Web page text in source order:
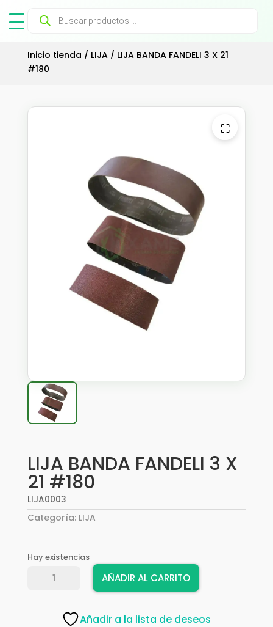
Búsqueda
productos
Inicio tienda / LIJA/ LIJA BANDA FANDELI 3 X 21
#180
⛶
LIJA BANDA FANDELI 3 X
21 #180
LIJA0003
Categoría: LIJA
Hay existencias
AÑADIR AL CARRITO
Añadir a la lista de deseos